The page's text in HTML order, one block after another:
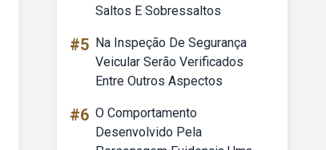
Saltos E Sobressaltos
#5 Na Inspeção De Segurança
Veicular Serão Verificados
Entre Outros Aspectos
#6 O Comportamento
Desenvolvido Pela